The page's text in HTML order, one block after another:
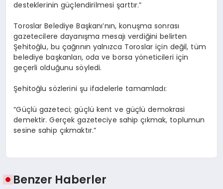
desteklerinin güçlendirilmesi şarttır.”
Toroslar Belediye Başkanı’nın, konuşma sonrası
gazetecilere dayanışma mesajı verdiğini belirten
Şehitoğlu, bu çağrının yalnızca Toroslar için değil, tüm
belediye başkanları, oda ve borsa yöneticileri için
geçerli olduğunu söyledi.
Şehitoğlu sözlerini şu ifadelerle tamamladı:
“Güçlü gazeteci; güçlü kent ve güçlü demokrasi
demektir. Gerçek gazeteciye sahip çıkmak, toplumun
sesine sahip çıkmaktır.”
Benzer Haberler